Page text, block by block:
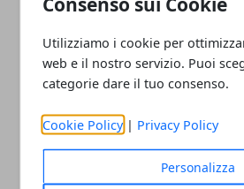
Utilizziamo i cookie per
web e il nostro servizio. Puoi
categorie dare il tuo consenso.
Cookie Policy | Privacy Policy
Personalizza
appena diventano umide.In
a prevenire l’insorgenza di
sia fungine. Nell’elenco delle
includere il mughetto.